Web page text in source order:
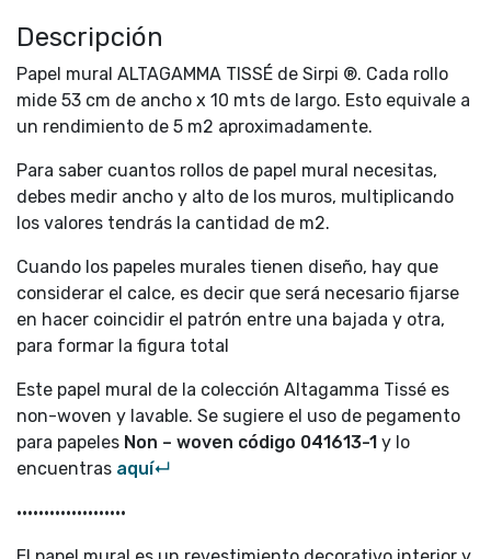
Descripción
Papel mural ALTAGAMMA TISSÉ de Sirpi ®. Cada rollo
mide 53 cm de ancho x 10 mts de largo. Esto equivale a
un rendimiento de 5 m2 aproximadamente.
Para saber cuantos rollos de papel mural necesitas,
debes medir ancho y alto de los muros, multiplicando
los valores tendrás la cantidad de m2.
Cuando los papeles murales tienen diseño, hay que
considerar el calce, es decir que será necesario fijarse
en hacer coincidir el patrón entre una bajada y otra,
para formar la figura total
Este papel mural de la colección Altagamma Tissé es
non-woven y lavable. Se sugiere el uso de pegamento
para papeles Non – woven código 041613-1 y lo
encuentras aquí↵
••••••••••••••••••••